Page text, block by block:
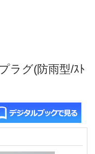
ラグ(防雨型/ｽﾄ